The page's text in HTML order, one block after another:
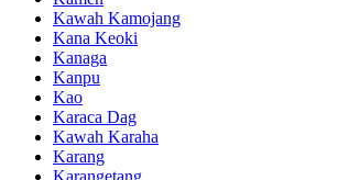
Kawah Kamojang
Kana Keoki
Kanaga
Kanpu
Kao
Karaca Dag
Kawah Karaha
Karang
Karangetang